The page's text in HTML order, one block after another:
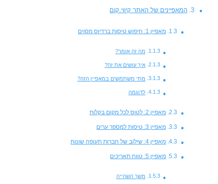
המאפיינים של האתר קיווי.קום
מאפיין 1: חיפוש טיסות ברדיוס מסוים
מה זה אומר?
איך עושים את זה?
מתי משתמשים במאפיין הזה?
לדוגמה
מאפיין 2: לטוס לכל מקום בקלות
מאפיין 3: טיסות למספר ערים
מאפיין 4: שילוב של חברות תעופה שונות
מאפיין 5: טווח תאריכים
משך השהייה